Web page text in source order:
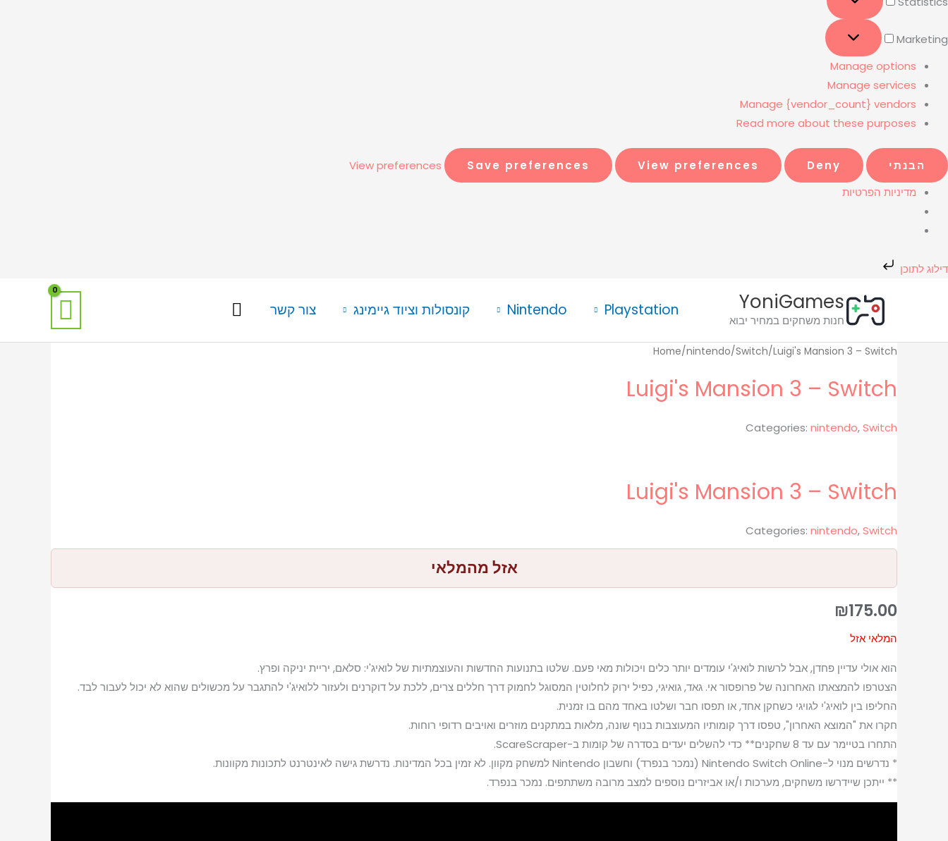
Marketing
Manage options
Manage services
Manage {vendor_count} vendors
Read more about these purposes
הבנתי Deny
View preferences
Save preferences
View preferences
מדיניות הפרטיות
דילוג לתוכן
YoniGames
חנות משחקים במחיר יבוא
Playstation
Nintendo קונסולות וציוד גיימינג צור קשר
Home/nintendo/Switch/Luigi's Mansion 3 – Switch
Luigi's Mansion 3 – Switch
Categories: nintendo,Switch
Luigi's Mansion 3 – Switch
Categories: nintendo,Switch
אזל מהמלאי
₪175.00
המלאי אזל
הוא אולי עדיין פחדן, אבל לרשות לואיג'י עומדים יותר כלים ויכולות מאי פעם. שלטו בתנועות החדשות והעוצמתיות של לואיג'י: סלאם, יריית יניקה ופרץ.
הצטרפו להמצאתו האחרונה של פרופסור אי. גאד, גואיגי, כפיל ירוק לחלוטין המסוגל לחמוק דרך חללים צרים, ללכת על דוקרנים ולעזור ללואיג'י להתגבר על מכשולים שהוא לא יכול לעבור לבד.
החליפו בין לואיג'י לגויגי כשחקן אחד, או תפסו חבר ושלטו באחד מהם בו זמנית.
חקרו את "המוצא האחרון", טפסו דרך קומותיו המעוצבות בנוף שונה, מלאות במתקנים מוזרים ואויבים רדופי רוחות.
התחרו בטיימר עם עד 8 שחקנים** כדי להשלים יעדים בסדרה של קומות ב-ScareScraper.
* נדרשים מנוי ל-Nintendo Switch Online (נמכר בנפרד) וחשבון Nintendo למשחק מקוון. לא זמין בכל המדינות. נדרשת גישה לאינטרנט לתכונות מקוונות.
** ייתכן שיידרשו משחקים, מערכות ו/או אביזרים נוספים למצב מרובה משתתפים. נמכר בנפרד.
מוצר